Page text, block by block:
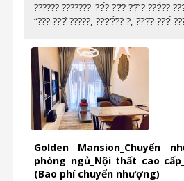
?????? ???????_??́? ??̆? ??̣̂ ? ???̀??
“??? ???̂̉ ?????, ???̛?̛̀?? ?, ???̣̂? ???́
Golden Mansion_Chuyển
phòng ngủ_Nội thất cao
(Bao phí chuyển nhượng)